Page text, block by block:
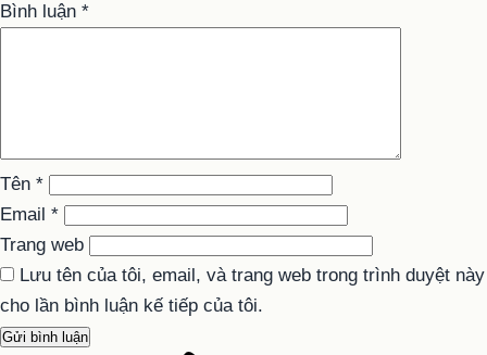
Bình luận *
Tên *
Email *
Trang web
Lưu tên của tôi, email, và trang web trong trình duyệt này
cho lần bình luận kế tiếp của tôi.